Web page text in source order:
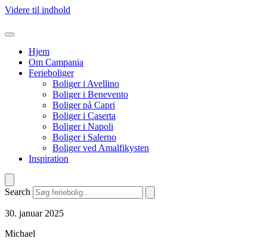
Videre til indhold
Hjem
Om Campania
Ferieboliger
Boliger i Avellino
Boliger i Benevento
Boliger på Capri
Boliger i Caserta
Boliger i Napoli
Boliger i Salerno
Boliger ved Amalfikysten
Inspiration
Search
30. januar 2025
Michael